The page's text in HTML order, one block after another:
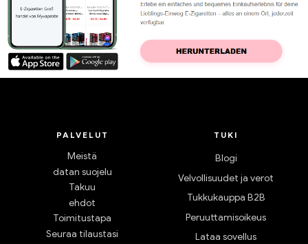
PALVELUT
Meistä
datan suojelu
Takuu
ehdot
Toimitustapa
Seuraa tilaustasi
TUKI
Blogi
Velvollisuudet ja verot
Tukkukauppa B2B
Peruuttamisoikeus
Lataa sovellus